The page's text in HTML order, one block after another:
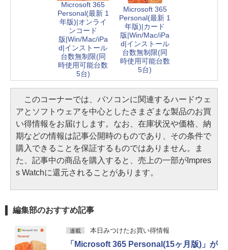
Microsoft 365
Personal(最新 1
年版)|オンライ
ンコード
版|Win/Mac/iPa
d|インストール
台数無制限(同
時使用可能台数
5台)
Microsoft 365
Personal(最新 1
年版)|カード
版|Win/Mac/iPa
d|インストール
台数無制限(同
時使用可能台数
5台)
このコーナーでは、パソコンに関連するハードウェ
アとソフトウェアを中心としたさまざまな製品のお買
い得情報をお届けします。なお、在庫状況や価格、納
期などの情報は記事公開時のものであり、その条件で
購入できることを保証するものではありません。ま
た、記事中の商品を購入すると、売上の一部がImpres
s Watchに還元されることがあります。
編集部のおすすめ記事
連載 本日みつけたお買い得情報
「Microsoft 365 Personal(15ヶ月版)」が